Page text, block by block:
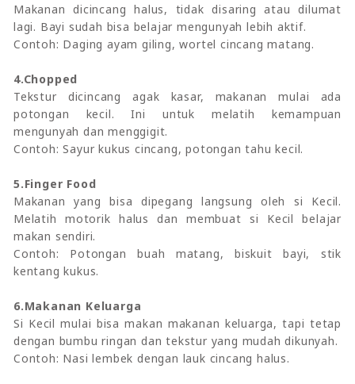
Makanan dicincang halus, tidak disaring atau dilumat
lagi. Bayi sudah bisa belajar mengunyah lebih aktif.
Contoh: Daging ayam giling, wortel cincang matang.
4.Chopped
Tekstur dicincang agak kasar, makanan mulai ada
potongan kecil. Ini untuk melatih kemampuan
mengunyah dan menggigit.
Contoh: Sayur kukus cincang, potongan tahu kecil.
5.Finger Food
Makanan yang bisa dipegang langsung oleh si Kecil.
Melatih motorik halus dan membuat si Kecil belajar
makan sendiri.
Contoh: Potongan buah matang, biskuit bayi, stik
kentang kukus.
6.Makanan Keluarga
Si Kecil mulai bisa makan makanan keluarga, tapi tetap
dengan bumbu ringan dan tekstur yang mudah dikunyah.
Contoh: Nasi lembek dengan lauk cincang halus.